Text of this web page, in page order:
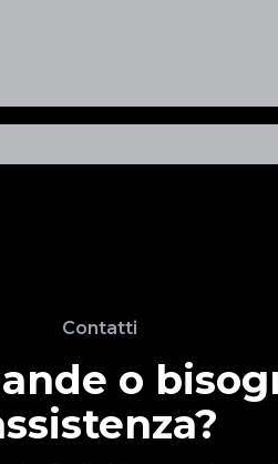
Contatti
o